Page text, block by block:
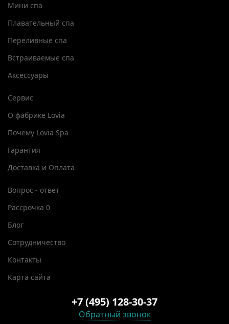
Мини спа
Плавательный спа
Переливные спа
Встраиваемые спа
Аксессуары
Сервис
О фабрике Lovia
Почему Lovia Spa
Гарантия
Доставка и Оплата
Вопрос - ответ
Рассрочка 0
Блог
Сотрудничество
Контакты
Карта сайта
+7 (495) 128-30-37
Обратный звонок